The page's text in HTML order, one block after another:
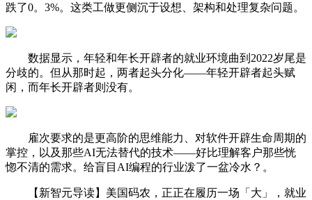
跌了0。3%。这类工做更侧沉于设想、架构和处理复杂问题。
数据显示，年轻和年长开辟者的就业环境曲到2022岁尾是
分歧的。但从那时起，两者起头分化——年轻开辟者起头赋
闲，而年长开辟者则没有。
雇次要求的是更高阶的思维能力、对软件开辟生命周期的
掌控，以及那些AI无法替代的技术——好比理解客户那些恍
惚不清的需求。给盲目AI编程的行业泼了一盆冷水？。
【新智元导读】美国码农，正正在履历一场「大」，就业